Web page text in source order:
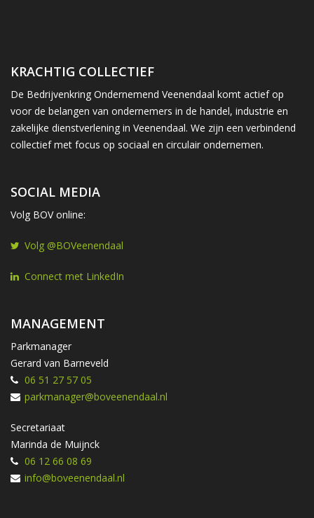
KRACHTIG COLLECTIEF
De Bedrijvenkring Ondernemend Veenendaal komt actief op
voor de belangen van ondernemers in de handel, industrie en
zakelijke dienstverlening in Veenendaal. We zijn een verbindend
collectief met focus op sociaal en circulair ondernemen.
SOCIAL MEDIA
Volg BOV online:
Volg @BOVeenendaal
Connect met LinkedIn
MANAGEMENT
Parkmanager
Gerard van Barneveld
06 51 27 57 05
parkmanager@boveenendaal.nl
Secretariaat
Marinda de Muijnck
06 12 66 08 69
info@boveenendaal.nl